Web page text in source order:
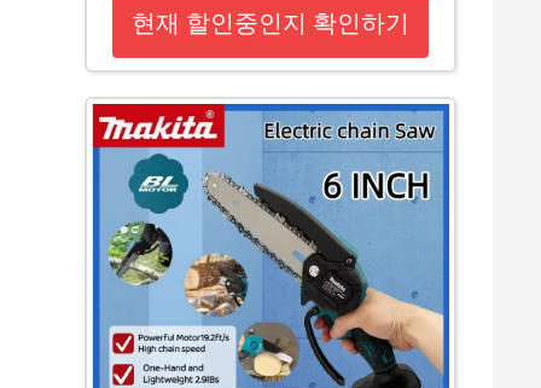
현재 할인중인지 확인하기